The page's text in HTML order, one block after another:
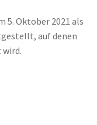
5. Oktober 2021 als
auf denen
wird.